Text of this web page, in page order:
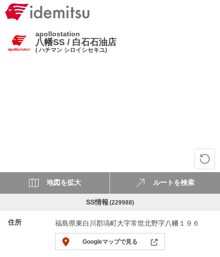
apollostation
八幡SS / 白石石油店
( ハチマン シロイシセキユ)
SS情報 (229988)
住所 福島県東白川郡塙町大字常世北野字八幡１９６
Googleマップで見る
地図を拡大 ルートを検索